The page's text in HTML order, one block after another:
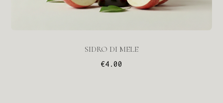
SIDRO DI MELE
€4.00